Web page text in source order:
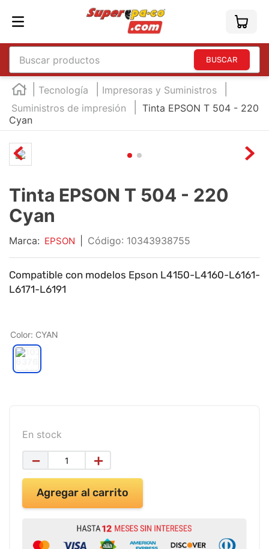
Buscar productos
Tecnología
Impresoras y Suministros
Suministros de impresión
Tinta EPSON T 504 - 220
Cyan
Tinta EPSON T 504 - 220
Cyan
Marca: EPSON :10343938755
Compatible con modelos Epson L4150-L4160-L6161-
L6171-L6191
Color: CYAN
En stock
＋
－
Agregar al carrito
TÉRMINOS MÁS BUSCADOS
1.
england
2.
3.
4.
5
mouse
6
9.
impresora
10
calculadora